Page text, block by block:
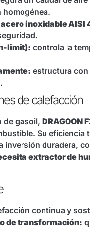
inoxidable AISI
limit): controla la
estructura con
de calefacción
de gasoil, DRAGOON
Su
inversión duradera,
extractor de
continua y
de transformación: